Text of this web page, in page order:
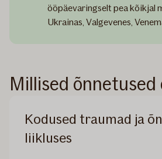
ööpäevaringselt pea kõikjal
Ukrainas, Valgevenes,
Millised õnnetused
Kodused traumad ja
liikluses